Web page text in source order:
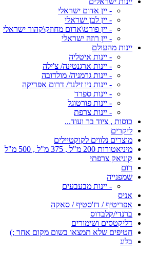
- יין אדום ישראלי
- יין לבן ישראלי
- יין פורט\אדום מחוזק\קהור ישראלי
- יין רוזה ישראלי
יינות מהעולם
- יינות איטליה
- יינות ארגנטינה/ צ'ילה
- יינות גרמניה/ מולדובה
- יינות ניו זילנד/ דרום אפריקה
- יינות ספרד
- יינות פורטוגל
- יינות צרפת
כוסות , ציוד בר ועוד...
ליקרים
מוצרים נלווים לקוקטיילים
מיניאטורות 200 מ"ל , 375 מ"ל , 500 מ"ל
קוניאק צרפתי
רום
שמפנייה
- יינות מבעבעים
אניס
אפריטיף / דז'סטיף / סאקה
ברנדי/קלבדוס
דליקטסים ושימורים
חטיפים שלא תמצאו בשום מקום אחר ;)
בלוג